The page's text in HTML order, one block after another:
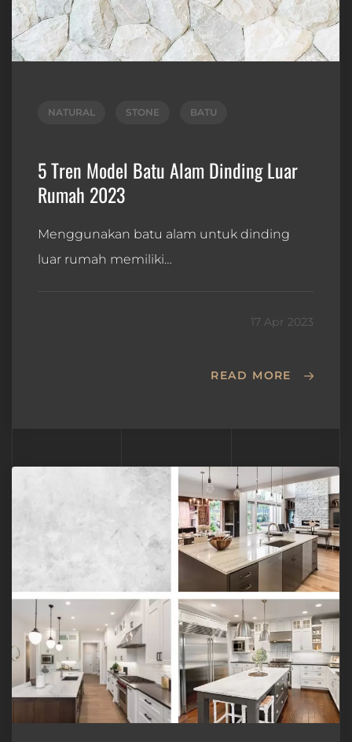
NATURAL STONE BATU
5 Tren Model Batu Alam Dinding Luar
Rumah 2023
Menggunakan batu alam untuk dinding
luar rumah memiliki…
17 Apr 2023
READ MORE